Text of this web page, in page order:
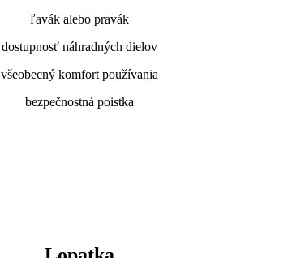
ľavák alebo pravák
dostupnosť náhradných dielov
všeobecný komfort používania
bezpečnostná poistka